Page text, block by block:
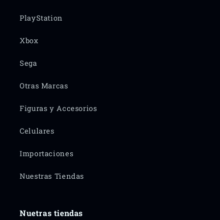
PlayStation
Xbox
Sega
Otras Marcas
Figuras y Accesorios
Celulares
Importaciones
Nuestras Tiendas
Nuetras tiendas